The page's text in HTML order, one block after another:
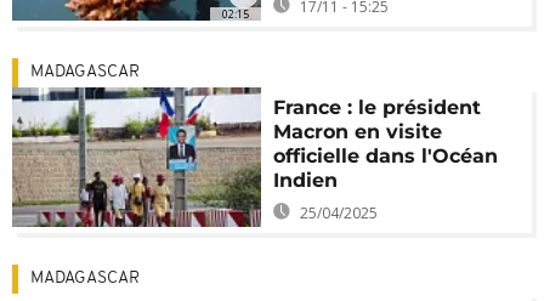
02:15 17/11 - 15:25
MADAGASCAR
France : le président
Macron en visite
officielle dans l'Océan
Indien
25/04/2025
MADAGASCAR